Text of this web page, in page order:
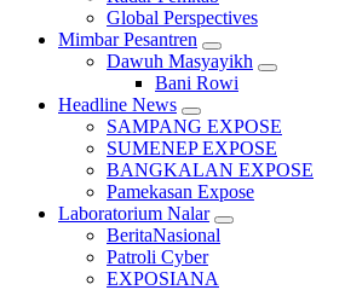
Global Perspectives
Mimbar Pesantren
Dawuh Masyayikh
Bani Rowi
Headline News
SAMPANG EXPOSE
SUMENEP EXPOSE
BANGKALAN EXPOSE
Pamekasan Expose
Laboratorium Nalar
BeritaNasional
Patroli Cyber
EXPOSIANA